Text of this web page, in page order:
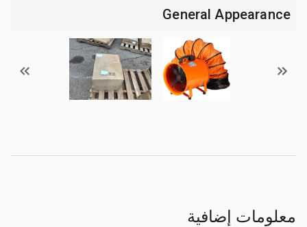
General Appearance
معلومات إضافية